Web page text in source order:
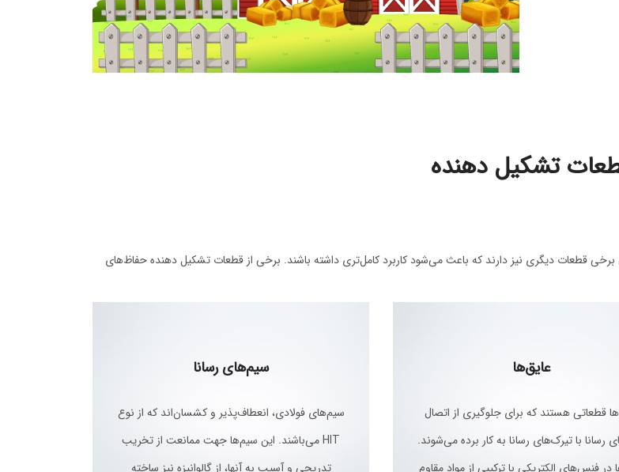
تشکیل دهنده
قطعات دیگری نیز دارند که باعث می‌شود کاربرد کامل‌تری داشته باشند. برخی از قطعات تشکیل دهنده حفاظ‌های
سیم‌های رسانا
سیم‌های فولادی، انعطاف‌پذیر و کشسان‌اند که از نوع
HIT می‌باشند. این سیم‌ها جهت ممانعت از تخریب
تدریجی و آسیب به آنها، از گالوانیزه نیز ساخته
عایق‌‌ها
قطعاتی هستند که برای جلوگیری از اتصال
رسانا با تیرک‌های رسانا به کار برده می‌شوند.
در فنس‌های الکتریکی با ترکیبی از مواد مقاوم